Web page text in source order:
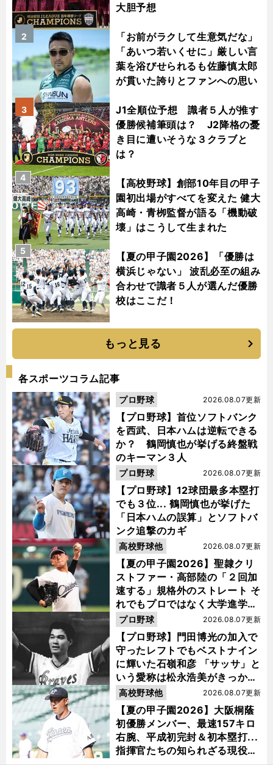
大胆予想
「お前がラクして生意気だな」
「あいつ若いくせに」厳しい言
葉を浴びせられるも佐藤慎太郎
が貫いた誇りとファンへの思い
2
J1全順位予想 識者５人が推す
優勝候補筆頭は？ J2降格の憂
き目に遭いそうな３クラブと
は？
3
【高校野球】創部10年目の甲子
園初出場がすべてを変えた 健大
高崎・青栁監督が語る「機動破
壊」はこうして生まれた
4
【夏の甲子園2026】「優勝は
横浜じゃない」 波乱必至の組み
合わせで識者５人が選んだ優勝
校はここだ！
5
もっと見る
各スポーツコラム記事
【プロ野球】首位ソフトバンク
を西武、日本ハムは逆転できる
か？ 鶴岡慎也が挙げる終盤戦
のキーマン３人
2026.08.07更新
プロ野球
【プロ野球】12球団最多本塁打
でも３位... 鶴岡慎也が挙げた
「日本ハムの誤算」とソフトバ
ンク追撃のカギ
2026.08.07更新
プロ野球
【夏の甲子園2026】聖隷クリ
ストファー・高部陸の「２回加
速する」規格外のストレート そ
れでもプロではなく大学進学を
選ぶ理由
2026.08.07更新
高校野球他
【プロ野球】門田博光の加入で
守ったレフトでもベストナイン
に輝いた石嶺和彦 「サッサ」と
いう愛称は松永浩美がきっか
け？
2026.08.07更新
プロ野球
【夏の甲子園2026】大阪桐蔭
初優勝メンバー、最速157キロ
右腕、平成初完封＆初本塁打...
指揮官たちの知られざる現役時
代
2026.08.07更新
高校野球他